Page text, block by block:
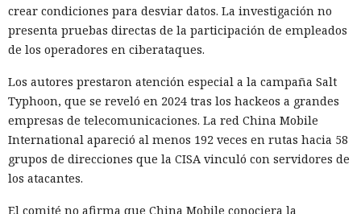
crear condiciones para desviar datos. La investigación no
presenta pruebas directas de la participación de empleados
de los operadores en ciberataques.
Los autores prestaron atención especial a la campaña Salt
Typhoon, que se reveló en 2024 tras los hackeos a grandes
empresas de telecomunicaciones. La red China Mobile
International apareció al menos 192 veces en rutas hacia 58
grupos de direcciones que la CISA vinculó con servidores de
los atacantes.
El comité no afirma que China Mobile conociera la